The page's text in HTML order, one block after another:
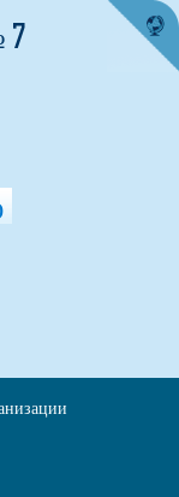
ОО
(ВПР, ОГЭ, ЕГЭ и
ВПР.pdf
7